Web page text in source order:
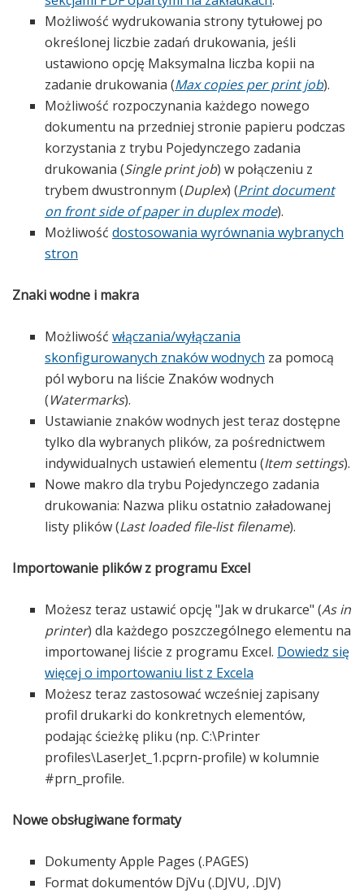
Możliwość wydrukowania strony tytułowej po
określonej liczbie zadań drukowania, jeśli
ustawiono opcję Maksymalna liczba kopii na
zadanie drukowania (Max copies per print job).
Możliwość rozpoczynania każdego nowego
dokumentu na przedniej stronie papieru podczas
korzystania z trybu Pojedynczego zadania
drukowania (Single print job) w połączeniu z
trybem dwustronnym (Duplex) (Print document
on front side of paper in duplex mode).
Możliwość dostosowania wyrównania wybranych
stron
Znaki wodne i makra
Możliwość włączania/wyłączania
skonfigurowanych znaków wodnych za pomocą
pól wyboru na liście Znaków wodnych
(Watermarks).
Ustawianie znaków wodnych jest teraz dostępne
tylko dla wybranych plików, za pośrednictwem
indywidualnych ustawień elementu (Item settings).
Nowe makro dla trybu Pojedynczego zadania
drukowania: Nazwa pliku ostatnio załadowanej
listy plików (Last loaded file-list filename).
Importowanie plików z programu Excel
Możesz teraz ustawić opcję "Jak w drukarce" (As in
printer) dla każdego poszczególnego elementu na
importowanej liście z programu Excel. Dowiedz się
więcej o importowaniu list z Excela
Możesz teraz zastosować wcześniej zapisany
profil drukarki do konkretnych elementów,
podając ścieżkę pliku (np. C:\Printer
profiles\LaserJet_1.pcprn-profile) w kolumnie
#prn_profile.
Nowe obsługiwane formaty
Dokumenty Apple Pages (.PAGES)
Format dokumentów DjVu (.DJVU, .DJV)